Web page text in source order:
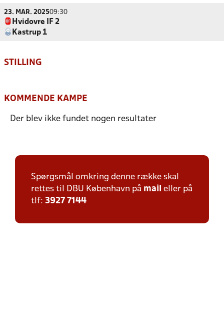
23. MAR. 202509:30
Hvidovre IF 2
Kastrup 1
STILLING
KOMMENDE KAMPE
Der blev ikke fundet nogen resultater
Spørgsmål omkring denne række skal
rettes til DBU København på mail eller på
tlf: 3927 7144